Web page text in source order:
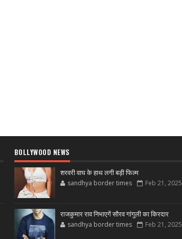
BOLLYWOOD NEWS
शरवरी वाघ के हाथ लगी बड़ी फिल्म
sandhya border times Feb 21, 2025
राजकुमार राव निभाएगें सौरव गांगुली का किरदार
sandhya border times Feb 21, 2025